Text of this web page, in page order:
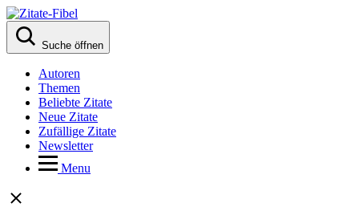
Suche öffnen
Autoren
Themen
Beliebte Zitate
Neue Zitate
Zufällige Zitate
Newsletter
Menu